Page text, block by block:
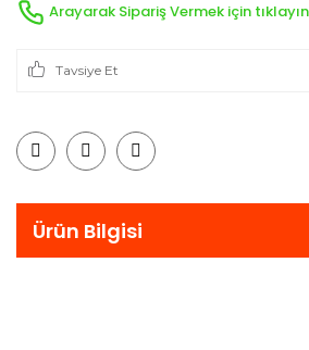
Arayarak Sipariş Vermek için
Tavsiye Et
Ürün Bilgisi